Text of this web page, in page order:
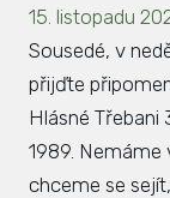
15. listopadu
Sousedé, v
přijďte
Hlásné Třebani
1989. Nemáme
chceme se